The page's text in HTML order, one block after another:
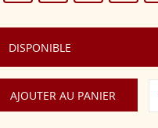
DISPONIBLE
AJOUTER AU PANIER